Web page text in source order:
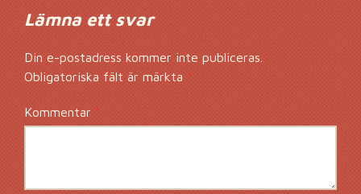
Lämna ett svar
Din e-postadress kommer inte publiceras.
Obligatoriska fält är märkta *
Kommentar*